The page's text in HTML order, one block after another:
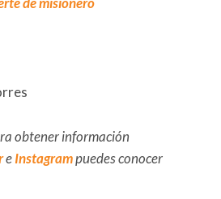
obtener información
eInstagrampuedes conocer